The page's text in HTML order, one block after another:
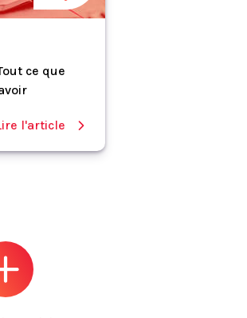
ce que
l'article